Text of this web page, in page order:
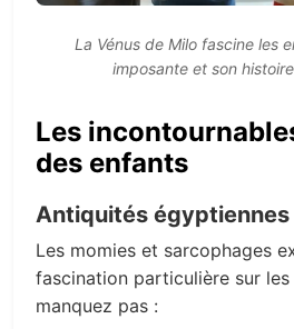
La Vénus de Milo fascine les
imposante et son
Les
des enfants
Antiquités égyptiennes
Les momies et sarcophages
fascination particulière sur les
manquez pas :